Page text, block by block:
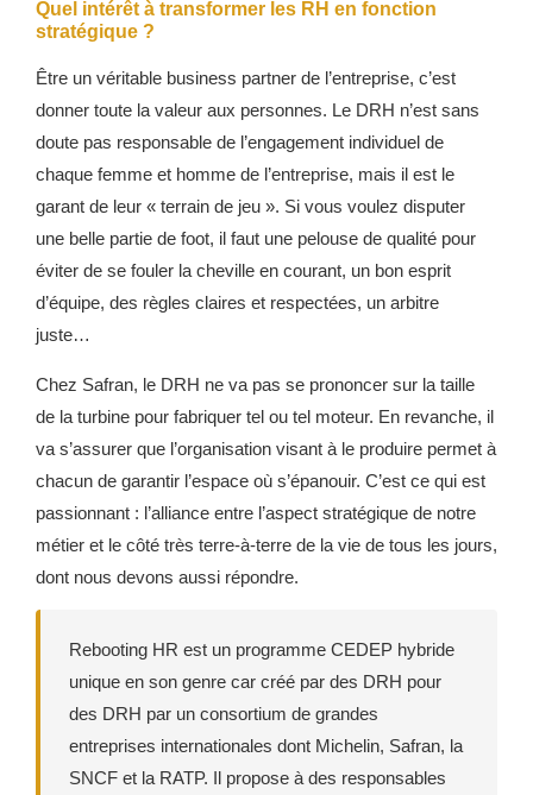
Quel intérêt à transformer les RH en fonction
stratégique ?
Être un véritable business partner de l’entreprise, c’est
donner toute la valeur aux personnes. Le DRH n’est sans
doute pas responsable de l’engagement individuel de
chaque femme et homme de l’entreprise, mais il est le
garant de leur « terrain de jeu ». Si vous voulez disputer
une belle partie de foot, il faut une pelouse de qualité pour
éviter de se fouler la cheville en courant, un bon esprit
d’équipe, des règles claires et respectées, un arbitre
juste…
Chez Safran, le DRH ne va pas se prononcer sur la taille
de la turbine pour fabriquer tel ou tel moteur. En revanche, il
va s’assurer que l’organisation visant à le produire permet à
chacun de garantir l’espace où s’épanouir. C’est ce qui est
passionnant : l’alliance entre l’aspect stratégique de notre
métier et le côté très terre-à-terre de la vie de tous les jours,
dont nous devons aussi répondre.
Rebooting HR est un programme CEDEP hybride
unique en son genre car créé par des DRH pour
des DRH par un consortium de grandes
entreprises internationales dont Michelin, Safran, la
SNCF et la RATP. Il propose à des responsables